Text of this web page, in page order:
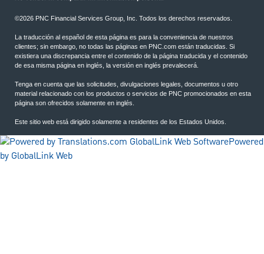
©2026 PNC Financial Services Group, Inc. Todos los derechos reservados.
La traducción al español de esta página es para la conveniencia de nuestros
clientes; sin embargo, no todas las páginas en PNC.com están traducidas. Si
existiera una discrepancia entre el contenido de la página traducida y el contenido
de esa misma página en inglés, la versión en inglés prevalecerá.
Tenga en cuenta que las solicitudes, divulgaciones legales, documentos u otro
material relacionado con los productos o servicios de PNC promocionados en esta
página son ofrecidos solamente en inglés.
Este sitio web está dirigido solamente a residentes de los Estados Unidos.
Powered
by GlobalLink Web